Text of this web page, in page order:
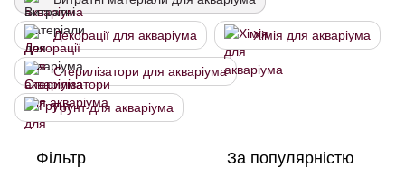
Декорації для акваріума Хімія для акваріума
Стерилізатори для акваріума
Грунт для акваріума
Фільтр За популярністю